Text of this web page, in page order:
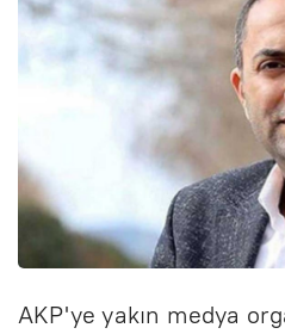
AKP'ye yakın medya